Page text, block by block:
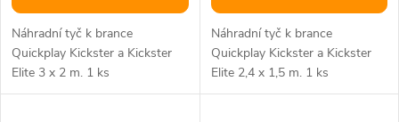
Náhradní tyč k brance
Quickplay Kickster a Kickster
Elite 3 x 2 m. 1 ks
Náhradní tyč k brance
Quickplay Kickster a Kickster
Elite 2,4 x 1,5 m. 1 ks